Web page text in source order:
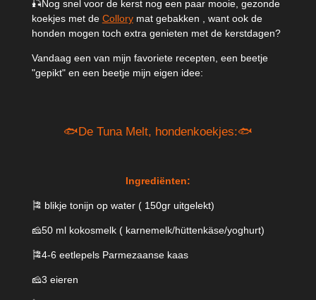
🎣Nog snel voor de kerst nog een paar mooie, gezonde
koekjes met de Collorymat gebakken , want ook de
honden mogen toch extra genieten met de kerstdagen?
Vandaag een van mijn favoriete recepten, een beetje
"gepikt" en een beetje mijn eigen idee:
🐟De Tuna Melt, hondenkoekjes:🐟
Ingrediënten:
🎏 blikje tonijn op water ( 150gr uitgelekt)
🧀50 ml kokosmelk ( karnemelk/hüttenkäse/yoghurt)
🎏4-6 eetlepels Parmezaanse kaas
🧀3 eieren